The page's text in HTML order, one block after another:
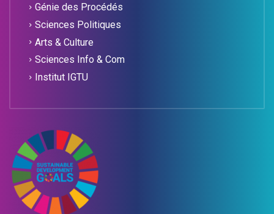
Génie des Procédés
Sciences Politiques
Arts & Culture
Sciences Info & Com
Institut IGTU